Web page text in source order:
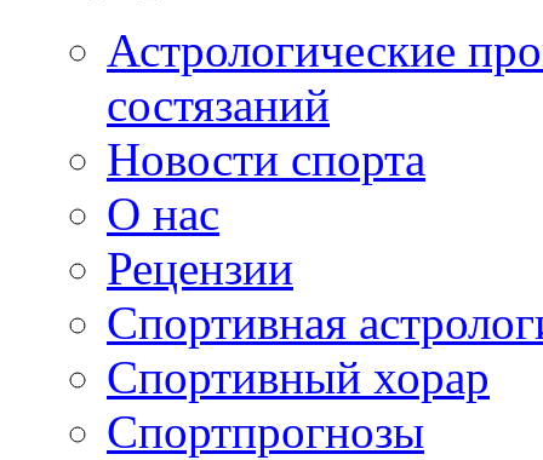
Астрологические
состязаний
Новости спорта
О нас
Рецензии
Спортивная
Спортивный хорар
Спортпрогнозы